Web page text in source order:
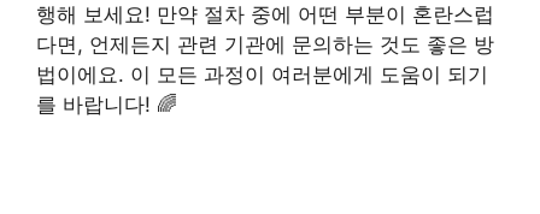
행해 보세요! 만약 절차 중에 어떤 부분이 혼란스럽
다면, 언제든지 관련 기관에 문의하는 것도 좋은 방
법이에요. 이 모든 과정이 여러분에게 도움이 되기
를 바랍니다! 🌈